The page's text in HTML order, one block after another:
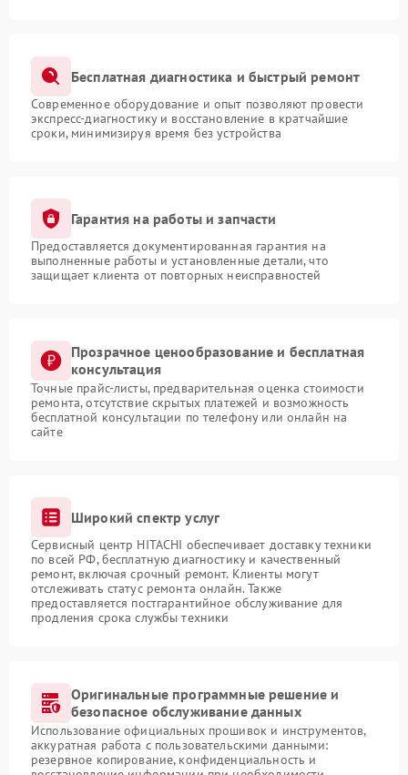
Бесплатная диагностика и быстрый ремонт
Современное оборудование и опыт позволяют провести
экспресс-диагностику и восстановление в кратчайшие
сроки, минимизируя время без устройства
Гарантия на работы и запчасти
Предоставляется документированная гарантия на
выполненные работы и установленные детали, что
защищает клиента от повторных неисправностей
Прозрачное ценообразование и бесплатная
консультация
Точные прайс-листы, предварительная оценка стоимости
ремонта, отсутствие скрытых платежей и возможность
бесплатной консультации по телефону или онлайн на
сайте
Широкий спектр услуг
Сервисный центр HITACHI обеспечивает доставку техники
по всей РФ, бесплатную диагностику и качественный
ремонт, включая срочный ремонт. Клиенты могут
отслеживать статус ремонта онлайн. Также
предоставляется постгарантийное обслуживание для
продления срока службы техники
Оригинальные программные решение и
безопасное обслуживание данных
Использование официальных прошивок и инструментов,
аккуратная работа с пользовательскими данными:
резервное копирование, конфиденциальность и